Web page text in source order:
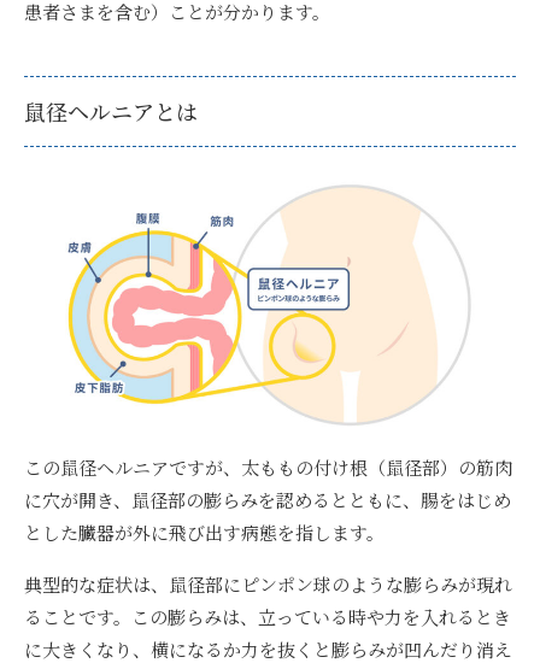
患者さまを含む）
ことが分かります。
鼠径ヘルニアとは
この鼠径ヘルニアですが、太ももの付け根（鼠径部）の筋肉
に穴が開き、鼠径部の膨らみを認めるとともに、腸をはじめ
とした臓器が外に飛び出す病態を指します。
典型的な症状は、鼠径部にピンポン球のような膨らみが現れ
ることです。この膨らみは、立っている時や力を入れるとき
に大きくなり、横になるか力を抜くと膨らみが凹んだり消え